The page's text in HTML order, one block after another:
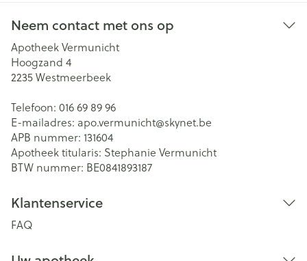
Neem contact met ons op
Apotheek Vermunicht
Hoogzand 4
2235Westmeerbeek
Telefoon: 016 69 89 96
E-mailadres: apo.vermunicht@skynet.be
APB nummer: 131604
Apotheek titularis: Stephanie Vermunicht
BTW nummer: BE0841893187
Klantenservice
FAQ